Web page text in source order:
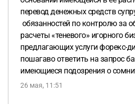
перевод денежных средств
обязанностей по контролю за
расчеты «теневого» игорного
предлагающих услуги форекс-
пошагаво ответить на запрос
имеющиеся подозрения о
26 мая, 11:51